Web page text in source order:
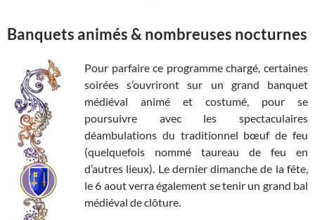
Banquets animés & nombreuses nocturnes
Pour parfaire ce programme chargé, certaines
soirées s’ouvriront sur un grand banquet
médiéval animé et costumé, pour se
poursuivre avec les spectaculaires
déambulations du traditionnel bœuf de feu
(quelquefois nommé taureau de feu en
d’autres lieux). Le dernier dimanche de la fête,
le 6 aout verra également se tenir un grand bal
médiéval de clôture.